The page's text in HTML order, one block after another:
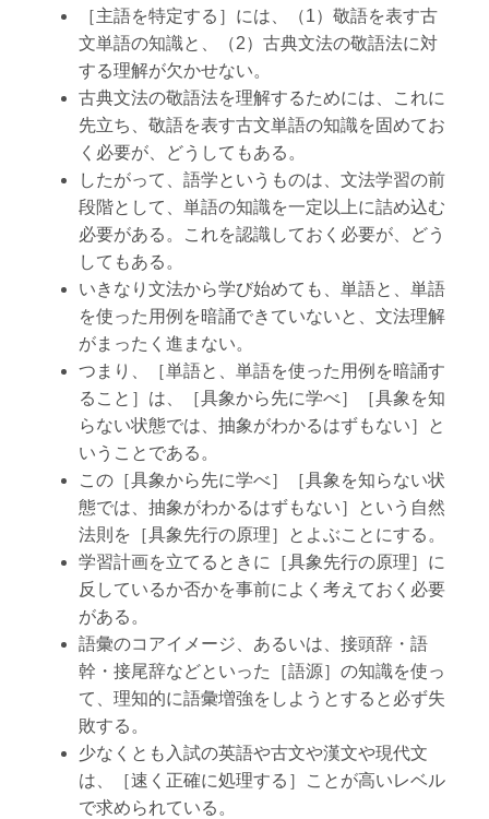
［主語を特定する］には、（1）敬語を表す古
文単語の知識と、（2）古典文法の敬語法に対
する理解が欠かせない。
古典文法の敬語法を理解するためには、これに
先立ち、敬語を表す古文単語の知識を固めてお
く必要が、どうしてもある。
したがって、語学というものは、文法学習の前
段階として、単語の知識を一定以上に詰め込む
必要がある。これを認識しておく必要が、どう
してもある。
いきなり文法から学び始めても、単語と、単語
を使った用例を暗誦できていないと、文法理解
がまったく進まない。
つまり、［単語と、単語を使った用例を暗誦す
ること］は、［具象から先に学べ］［具象を知
らない状態では、抽象がわかるはずもない］と
いうことである。
この［具象から先に学べ］［具象を知らない状
態では、抽象がわかるはずもない］という自然
法則を［具象先行の原理］とよぶことにする。
学習計画を立てるときに［具象先行の原理］に
反しているか否かを事前によく考えておく必要
がある。
語彙のコアイメージ、あるいは、接頭辞・語
幹・接尾辞などといった［語源］の知識を使っ
て、理知的に語彙増強をしようとすると必ず失
敗する。
少なくとも入試の英語や古文や漢文や現代文
は、［速く正確に処理する］ことが高いレベル
で求められている。